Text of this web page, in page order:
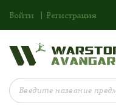
Войти Регистрация